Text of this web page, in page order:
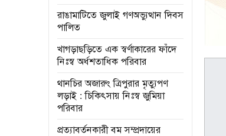
রাঙামাটিতে জুলাই গণঅভ্যুত্থান দিবস
পালিত
খাগড়াছড়িতে এক স্বর্ণাকারের ফাঁদে
নিঃস্ব অর্ধশতাধিক পরিবার
থানচির অজারুং ত্রিপুরার মৃত্যুপণ
লড়াই : চিকিৎসায় নিঃস্ব জুমিয়া
পরিবার
প্রত্যাবর্তনকারী বম সম্প্রদায়ের